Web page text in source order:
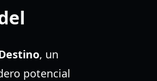
, un
potencial